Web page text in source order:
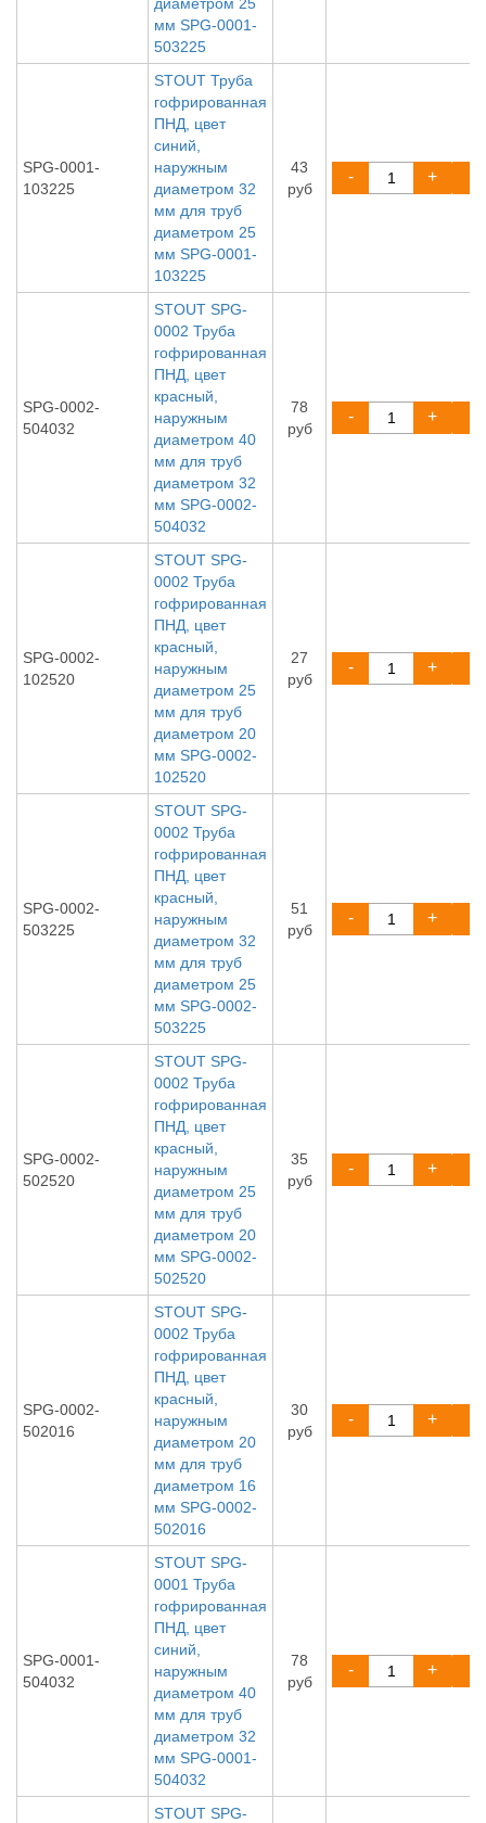
мм SPG-0001-
503225
SPG-0001-
103225
STOUT Труба
гофрированная
ПНД, цвет
синий,
наружным
диаметром 32
мм для труб
диаметром 25
мм SPG-0001-
103225
43
руб
- +
SPG-0002-
504032
STOUT SPG-
0002 Труба
гофрированная
ПНД, цвет
красный,
наружным
диаметром 40
мм для труб
диаметром 32
мм SPG-0002-
504032
78
руб
- +
SPG-0002-
102520
STOUT SPG-
0002 Труба
гофрированная
ПНД, цвет
красный,
наружным
диаметром 25
мм для труб
диаметром 20
мм SPG-0002-
102520
27
руб
- +
SPG-0002-
503225
STOUT SPG-
0002 Труба
гофрированная
ПНД, цвет
красный,
наружным
диаметром 32
мм для труб
диаметром 25
мм SPG-0002-
503225
51
руб
- +
SPG-0002-
502520
STOUT SPG-
0002 Труба
гофрированная
ПНД, цвет
красный,
наружным
диаметром 25
мм для труб
диаметром 20
мм SPG-0002-
502520
35
руб
- +
SPG-0002-
502016
STOUT SPG-
0002 Труба
гофрированная
ПНД, цвет
красный,
наружным
диаметром 20
мм для труб
диаметром 16
мм SPG-0002-
502016
30
руб
- +
SPG-0001-
504032
STOUT SPG-
0001 Труба
гофрированная
ПНД, цвет
синий,
наружным
диаметром 40
мм для труб
диаметром 32
мм SPG-0001-
504032
78
руб
- +
STOUT SPG-